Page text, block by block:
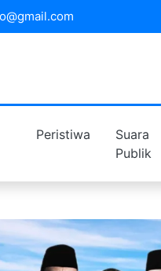
Peristiwa
Suara
Publik